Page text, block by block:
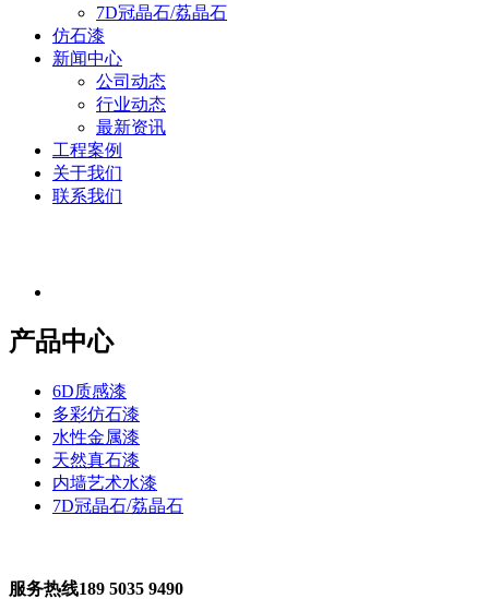
7D冠晶石/荔晶石
仿石漆
新闻中心
公司动态
行业动态
最新资讯
工程案例
关于我们
联系我们
产品中心
6D质感漆
多彩仿石漆
水性金属漆
天然真石漆
内墙艺术水漆
7D冠晶石/荔晶石
服务热线189 5035 9490